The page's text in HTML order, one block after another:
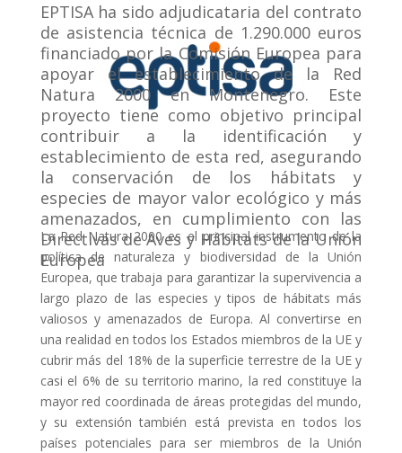
EPTISA ha sido adjudicataria del contrato
de asistencia técnica de 1.290.000 euros
financiado por la Comisión Europea para
apoyar el establecimiento de la Red
Natura 2000 en Montenegro. Este
proyecto tiene como objetivo principal
contribuir a la identificación y
establecimiento de esta red, asegurando
la conservación de los hábitats y
especies de mayor valor ecológico y más
amenazados, en cumplimiento con las
Directivas de Aves y Hábitats de la Unión
Europea
La Red Natura 2000 es el principal instrumento de la
política de naturaleza y biodiversidad de la Unión
Europea, que trabaja para garantizar la supervivencia a
largo plazo de las especies y tipos de hábitats más
valiosos y amenazados de Europa. Al convertirse en
una realidad en todos los Estados miembros de la UE y
cubrir más del 18% de la superficie terrestre de la UE y
casi el 6% de su territorio marino, la red constituye la
mayor red coordinada de áreas protegidas del mundo,
y su extensión también está prevista en todos los
países potenciales para ser miembros de la Unión